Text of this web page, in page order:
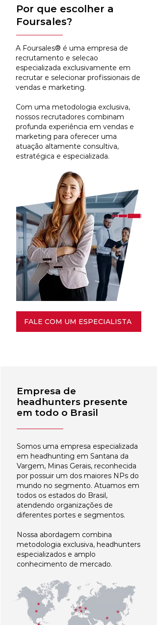
Por que escolher a
Foursales?
A Foursales® é uma empresa de
recrutamento e selecao
especializada exclusivamente em
recrutar e selecionar profissionais de
vendas e marketing.
Com uma metodologia exclusiva,
nossos recrutadores combinam
profunda experiência em vendas e
marketing para oferecer uma
atuação altamente consultiva,
estratégica e especializada.
FALE COM UM ESPECIALISTA
Empresa de
headhunters presente
em todo o Brasil
Somos uma empresa especializada
em headhunting em Santana da
Vargem, Minas Gerais, reconhecida
por possuir um dos maiores NPs do
mundo no segmento. Atuamos em
todos os estados do Brasil,
atendendo organizações de
diferentes portes e segmentos.
Nossa abordagem combina
metodologia exclusiva, headhunters
especializados e amplo
conhecimento de mercado.